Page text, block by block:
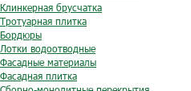
Клинкерная брусчатка
Тротуарная плитка
Бордюры
Лотки водоотводные
Фасадные материалы
Фасадная плитка